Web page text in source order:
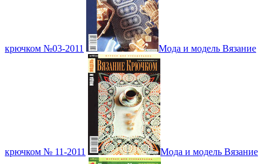
крючком №03-2011 Мода и модель Вязание
крючком № 11-2011 Мода и модель Вязание